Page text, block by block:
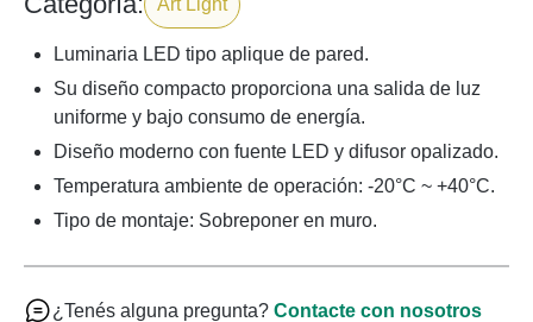
Art Light
Luminaria LED tipo aplique de pared.
Su diseño compacto proporciona una salida de luz
uniforme y bajo consumo de energía.
Diseño moderno con fuente LED y difusor opalizado.
Temperatura ambiente de operación: -20°C ~ +40°C.
Tipo de montaje: Sobreponer en muro.
¿Tenés alguna pregunta? Contacte con nosotros